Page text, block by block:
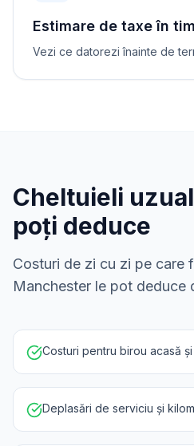
Estimare de taxe în
Vezi ce datorezi înainte de
Cheltuieli
poți deduce
Costuri de zi cu zi pe care
Manchester le pot deduce
Costuri pentru birou acasă și
Deplasări de serviciu și